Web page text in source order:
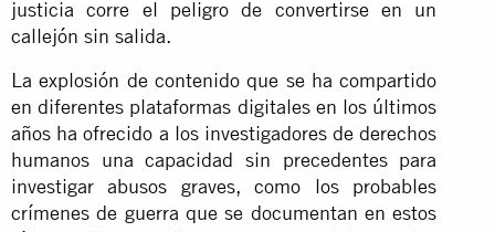
justicia corre el peligro de convertirse en un
callejón sin salida.
La explosión de contenido que se ha compartido
en diferentes plataformas digitales en los últimos
años ha ofrecido a los investigadores de derechos
humanos una capacidad sin precedentes para
investigar abusos graves, como los probables
crímenes de guerra que se documentan en estos